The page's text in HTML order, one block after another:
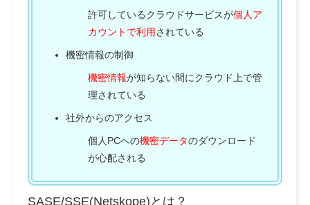
許可しているクラウドサービスが個人ア
カウントで利用されている
機密情報の制御
機密情報が知らない間にクラウド上で管
理されている
社外からのアクセス
個人PCへの機密データのダウンロード
が心配される
SASE/SSE(Netskope)とは？